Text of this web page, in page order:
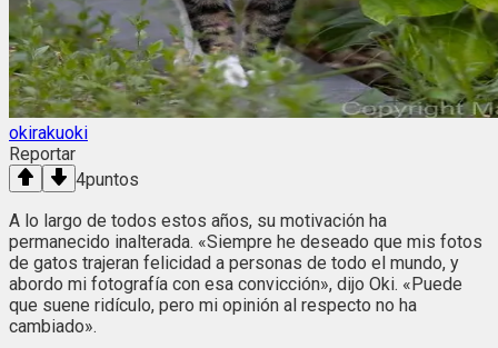
okirakuoki
Reportar
4puntos
A lo largo de todos estos años, su motivación ha
permanecido inalterada. «Siempre he deseado que mis fotos
de gatos trajeran felicidad a personas de todo el mundo, y
abordo mi fotografía con esa convicción», dijo Oki. «Puede
que suene ridículo, pero mi opinión al respecto no ha
cambiado».